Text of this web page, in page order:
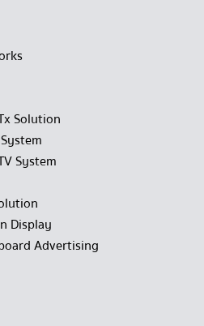
Solution
System
Display
Advertising